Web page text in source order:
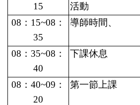
15
活動
08 ：15~08：
35
導師時間、
08 ：35~08：
40
下課休息
08 ：40~09：
20
第一節上課